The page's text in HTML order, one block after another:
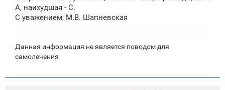
А, наихудшая - С.
С уважением, М.В. Шапневская
Данная информация не является поводом для
самолечения